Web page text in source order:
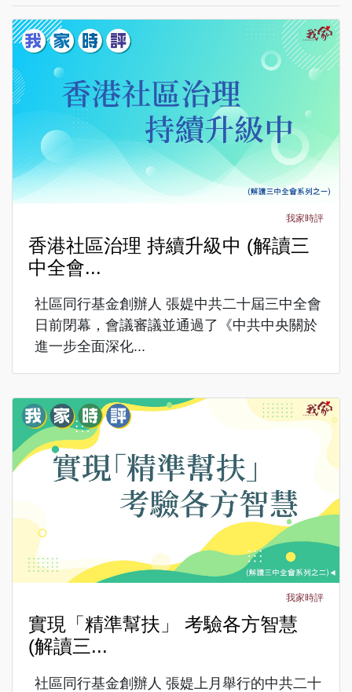
我家時評
香港社區治理 持續升級中 (解讀三
中全會...
社區同行基金創辦人 張媞中共二十屆三中全會
日前閉幕，會議審議並通過了《中共中央關於
進一步全面深化...
我家時評
實現「精準幫扶」 考驗各方智慧
(解讀三...
社區同行基金創辦人 張媞上月舉行的中共二十